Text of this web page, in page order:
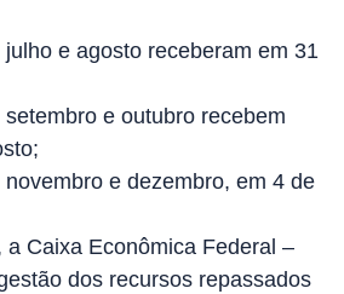
e agosto receberam em 31
e outubro recebem
e dezembro, em 4 de
a Caixa Econômica Federal –
dos recursos repassados